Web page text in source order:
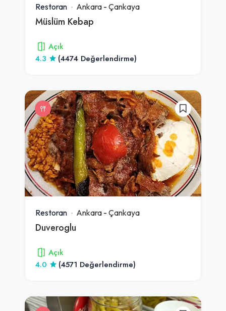
Restoran Ankara - Çankaya
Müslüm Kebap
Açık
4.3
(4474 Değerlendirme)
Restoran Ankara - Çankaya
Duveroglu
Açık
4.0
(4571 Değerlendirme)